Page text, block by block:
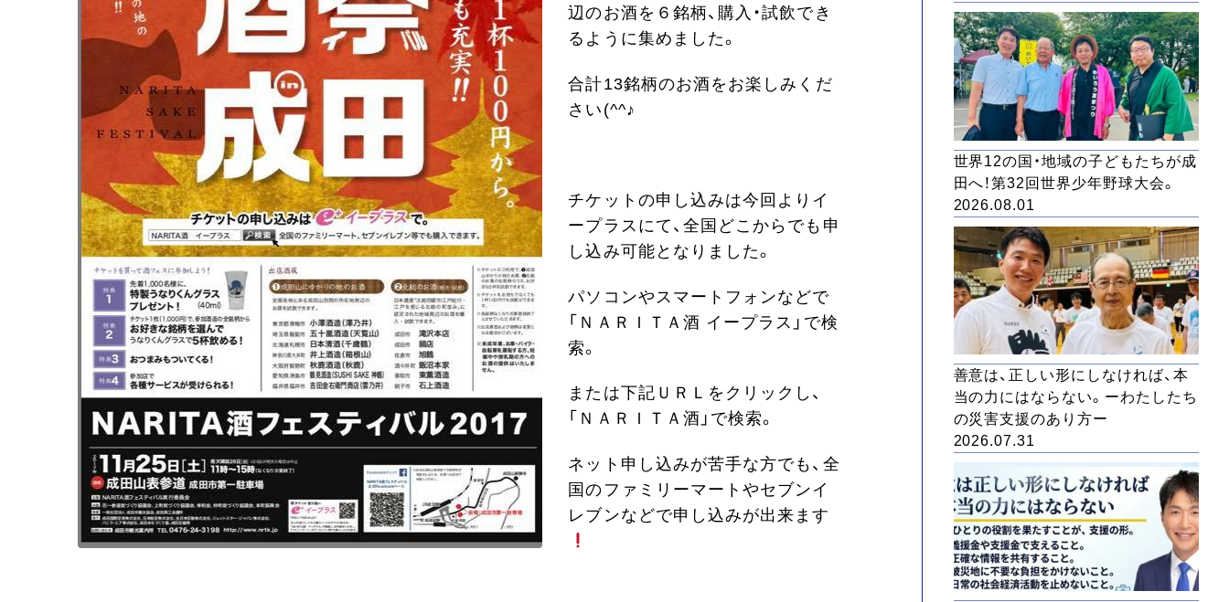
辺のお酒を６銘柄、購入・試飲でき
るように集めました。
合計13銘柄のお酒をお楽しみくだ
さい(^^♪
チケットの申し込みは今回よりイ
ープラスにて、全国どこからでも申
し込み可能となりました。
パソコンやスマートフォンなどで
「ＮＡＲＩＴＡ酒 イープラス」で検
索。
または下記ＵＲＬをクリックし、
「ＮＡＲＩＴＡ酒」で検索。
ネット申し込みが苦手な方でも、全
国のファミリーマートやセブンイ
レブンなどで申し込みが出来ます
世界12の国・地域の子どもたちが成
田へ！第32回世界少年野球大会。
2026.08.01
善意は、正しい形にしなければ、本
当の力にはならない。ーわたしたち
の災害支援のあり方ー
2026.07.31